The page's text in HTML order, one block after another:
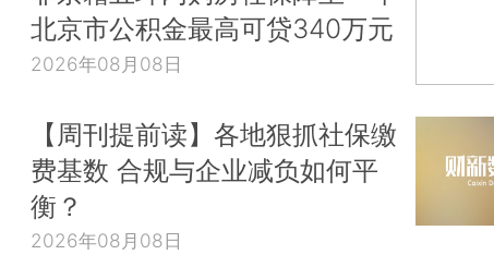
北京市公积金最高可贷340万元
2026年08月08日
【周刊提前读】各地狠抓社保缴
费基数 合规与企业减负如何平
衡？
2026年08月08日